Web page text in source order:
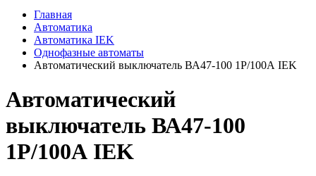
Главная
Автоматика
Автоматика IEK
Однофазные автоматы
Автоматический выключатель ВА47-100 1Р/100А IEK
Автоматический
выключатель ВА47-100
1Р/100А IEK